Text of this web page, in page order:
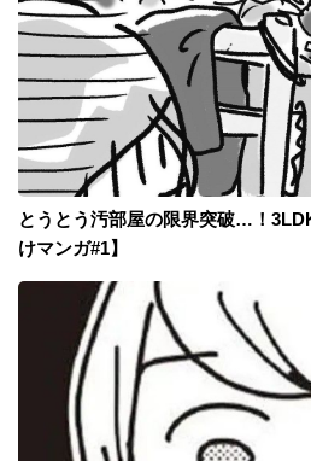
とうとう汚部屋の限界突破…！
けマンガ#1】